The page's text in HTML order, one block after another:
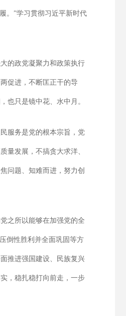
。”学习贯彻习近平新时代
的政党凝聚力和政策执行
促进，不断匡正干的导
也只是镜中花、水中月。
服务是党的根本宗旨，党
量发展，不搞贪大求洋、
问题、知难而进，努力创
之所以能够在加强党的全
倒性胜利并全面巩固等方
推进强国建设、民族复兴
，稳扎稳打向前走，一步